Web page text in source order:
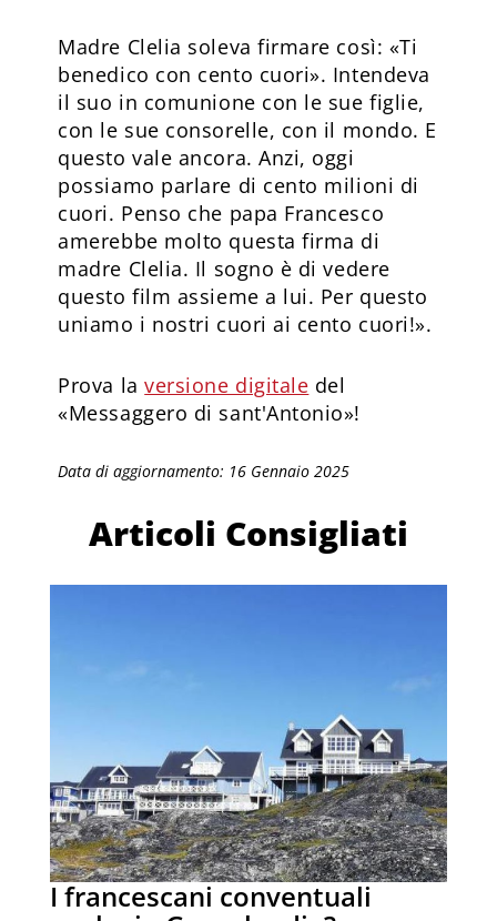
Madre Clelia soleva firmare così: «Ti
benedico con cento cuori». Intendeva
il suo in comunione con le sue figlie,
con le sue consorelle, con il mondo. E
questo vale ancora. Anzi, oggi
possiamo parlare di cento milioni di
cuori. Penso che papa Francesco
amerebbe molto questa firma di
madre Clelia. Il sogno è di vedere
questo film assieme a lui. Per questo
uniamo i nostri cuori ai cento cuori!».
Prova laversione digitale del
«Messaggero di sant'Antonio»!
Data di aggiornamento: 16 Gennaio 2025
Articoli Consigliati
I francescani conventuali